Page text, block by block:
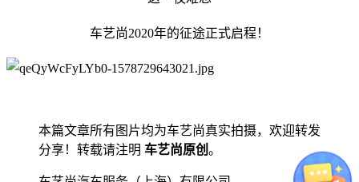
车艺尚2020年的征途正式启程！
本篇文章所有图片均为车艺尚真实拍摄，欢迎转发
分享！转载请注明 车艺尚原创 。